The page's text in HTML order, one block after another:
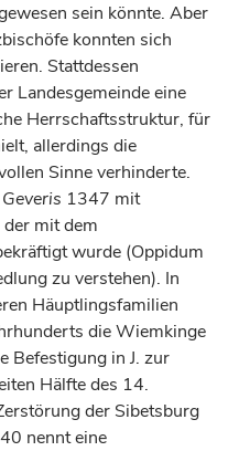
sein könnte. Aber
konnten sich
Stattdessen
Landesgemeinde eine
Herrschaftsstruktur, für
allerdings die
Sinne verhinderte.
1347 mit
mit dem
wurde (Oppidum
zu verstehen). In
Häuptlingsfamilien
die Wiemkinge
Befestigung in J. zur
Hälfte des 14.
der Sibetsburg
nennt eine